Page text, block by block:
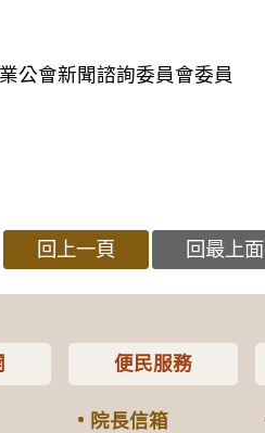
公會新聞諮詢委員會委員
回上一頁 回最上面
便民服務
院長信箱